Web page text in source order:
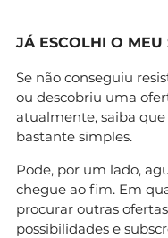
JÁ ESCOLHI O MEU
Se não conseguiu
ou descobriu uma
atualmente, saiba
bastante simples.
Pode, por um lado,
chegue ao fim. Em
procurar outras
possibilidades e